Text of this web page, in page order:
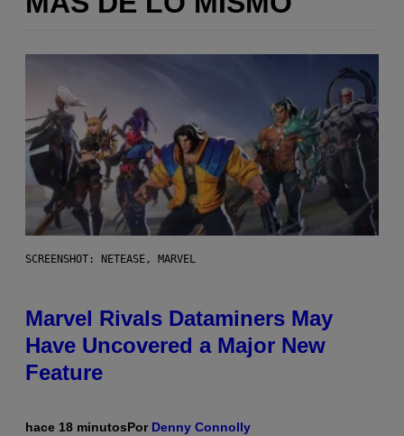
SCREENSHOT: NETEASE, MARVEL
Marvel Rivals Dataminers May
Have Uncovered a Major New
Feature
hace 18 minutosPor Denny Connolly